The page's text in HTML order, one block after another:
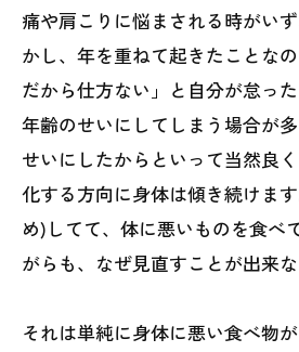
痛や肩こりに悩まされる時がい
かし、年を重ねて起きたことな
だから仕方ない」と自分が怠っ
年齢のせいにしてしまう場合が
せいにしたからといって当然良
化する方向に身体は傾き続けま
め)してて、体に悪いものを食べ
がらも、なぜ見直すことが出来
それは単純に身体に悪い食べ物